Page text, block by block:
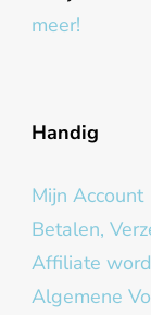
meer!
Handig
Mijn Account
Betalen,
Affiliate
Algemene